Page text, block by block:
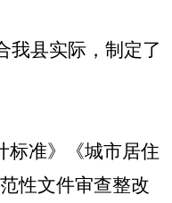
我县实际，制定了
标准》
《城市居住
性文件审查整改